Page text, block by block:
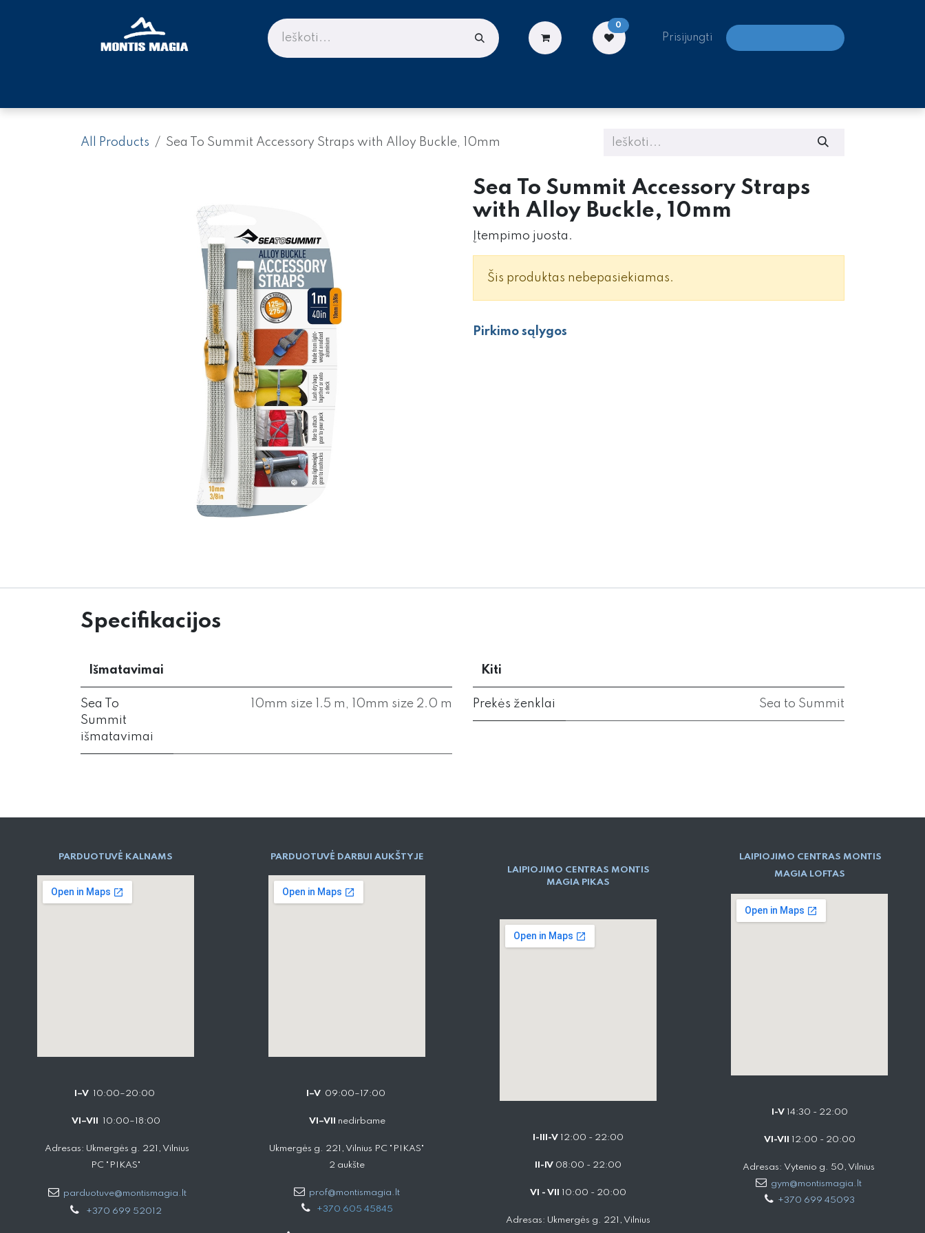
0
Prisijungti
All Products Sea To Summit Accessory Straps with Alloy Buckle, 10mm
Sea To Summit Accessory Straps
with Alloy Buckle, 10mm
Įtempimo juosta.
Šis produktas nebepasiekiamas.
Pirkimo sąlygos
Specifikacijos
Išmatavimai
Sea To
Summit
išmatavimai
10mm size 1.5 m , 10mm size 2.0 m
Kiti
Prekės ženklai Sea to Summit
PARD​UOTUVĖ​ KALNAMS
I–V 10:00–20:00
VI–VII 10:00–18:00
Adresas: Ukmergės g. 221, Vilnius
PC "PIKAS"
parduotuve@montismagia.lt
+370 699 52012
PARDUOTUVĖ DARBUI AUKŠTYJE
I–V 09:00–17:00
VI–VII nedirbame
Ukmergės g. 221, Vilnius PC "PIKAS"
2 aukšte
prof@montismagia.lt
+370 605 4584​5
LAIPIOJIMO CENTRAS MONTIS
MAGIA PIKAS
I-III-V 12:00 - 22:00
II-IV 08:00 - 22:00
VI - VII 10:00 - 20:00
Adresas: Ukmergės g. 221, Vilnius
LAIPIOJIMO CENTRAS MONTIS
MAGIA LOFTAS
I-V14:30 - 22:00
VI-VII 12:00 - 20:00
Adresas: Vytenio g. 50, Vilnius
gym@montismagia.lt
+370 699 45093